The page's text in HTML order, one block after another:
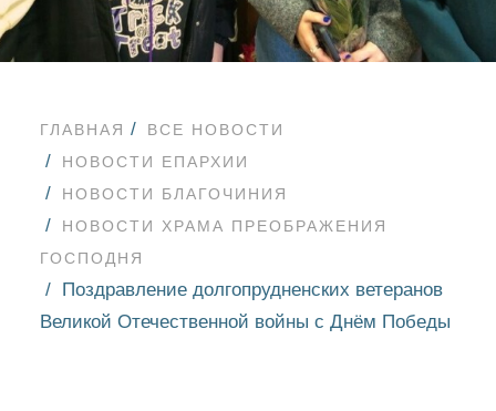
ГЛАВНАЯ
ВСЕ НОВОСТИ
НОВОСТИ ЕПАРХИИ
НОВОСТИ БЛАГОЧИНИЯ
НОВОСТИ ХРАМА ПРЕОБРАЖЕНИЯ
ГОСПОДНЯ
Поздравление долгопрудненских ветеранов
Великой Отечественной войны с Днём Победы